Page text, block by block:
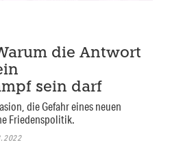
die Antwort
sein darf
die Gefahr eines neuen
Friedenspolitik.